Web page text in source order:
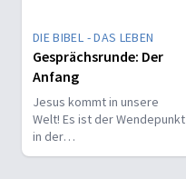
Barmherzigkeit über
starren,
menschengemachten
Regeln.
DIE BIBEL - DAS LEBEN
Gesprächsrunde: Der
Anfang
Jesus kommt in unsere
Welt! Es ist der Wendepunkt
in der
Menschheitsgeschichte. Ein